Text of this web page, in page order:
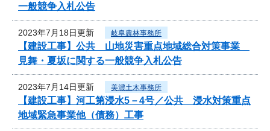
一般競争入札公告
2023年7月18日更新 岐阜農林事務所
【建設工事】公共 山地災害重点地域総合対策事業
見舞・夏坂に関する一般競争入札公告
2023年7月14日更新 美濃土木事務所
【建設工事】河工第浸水5－4号／公共 浸水対策重点
地域緊急事業他（債務）工事